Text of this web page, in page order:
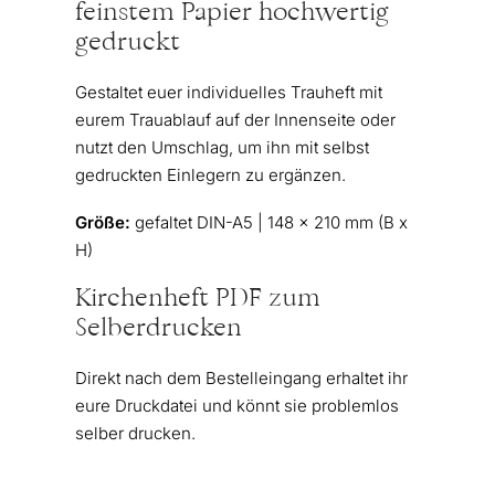
feinstem Papier hochwertig
gedruckt
Gestaltet euer individuelles Trauheft mit
eurem Trauablauf auf der Innenseite oder
nutzt den Umschlag, um ihn mit selbst
gedruckten Einlegern zu ergänzen.
Größe: gefaltet DIN-A5 | 148 x 210 mm (B x
H)
Kirchenheft PDF zum
Selberdrucken
Direkt nach dem Bestelleingang erhaltet ihr
eure Druckdatei und könnt sie problemlos
selber drucken.